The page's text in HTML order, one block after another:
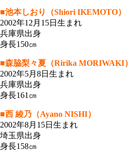
■池本しおり（Shiori IKEMOTO）
2002年12月15日生まれ
兵庫県出身
身長150㎝
■森脇梨々夏（Ririka MORIWAKI）
2002年5月8日生まれ
兵庫県出身
身長161㎝
■西 綾乃（Ayano NISHI）
2002年8月15日生まれ
埼玉県出身
身長158㎝